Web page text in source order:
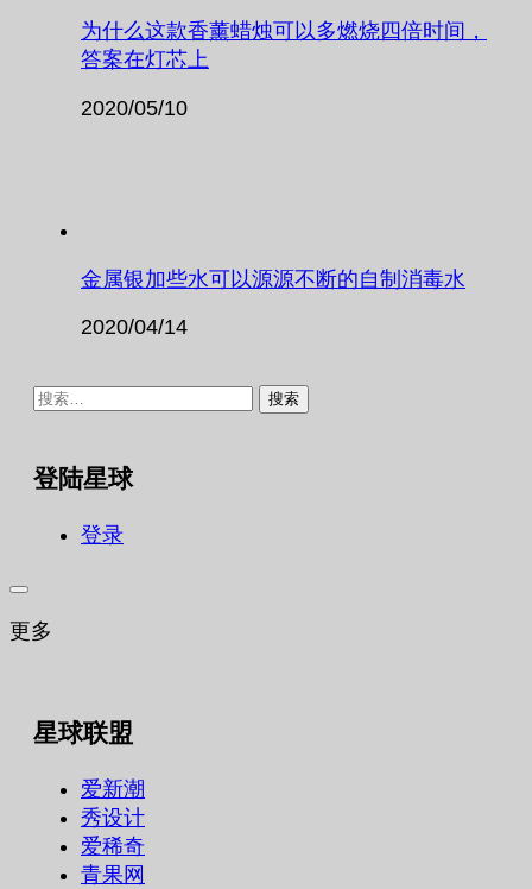
为什么这款香薰蜡烛可以多燃烧四倍时间，
答案在灯芯上
2020/05/10
金属银加些水可以源源不断的自制消毒水
2020/04/14
搜
登陆星球
登录
更多
星球联盟
爱新潮
秀设计
爱稀奇
青果网